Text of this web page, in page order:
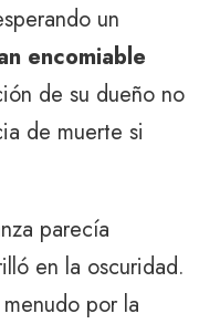
un
encomiable
de su dueño no
de muerte si
parecía
en la oscuridad.
por la